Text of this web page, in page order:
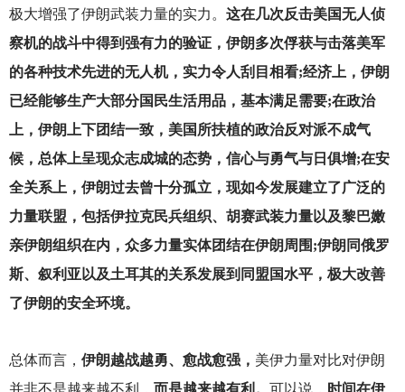
极大增强了伊朗武装力量的实力。 这在几次反击美国无人侦
察机的战斗中得到强有力的验证，伊朗多次俘获与击落美军
的各种技术先进的无人机，实力令人刮目相看;经济上，伊朗
已经能够生产大部分国民生活用品，基本满足需要;在政治
上，伊朗上下团结一致，美国所扶植的政治反对派不成气
候，总体上呈现众志成城的态势，信心与勇气与日俱增;在安
全关系上，伊朗过去曾十分孤立，现如今发展建立了广泛的
力量联盟，包括伊拉克民兵组织、胡赛武装力量以及黎巴嫩
亲伊朗组织在内，众多力量实体团结在伊朗周围;伊朗同俄罗
斯、叙利亚以及土耳其的关系发展到同盟国水平，极大改善
了伊朗的安全环境。
总体而言， 伊朗越战越勇、愈战愈强， 美伊力量对比对伊朗
并非不是越来越不利， 而是越来越有利。 可以说， 时间在伊